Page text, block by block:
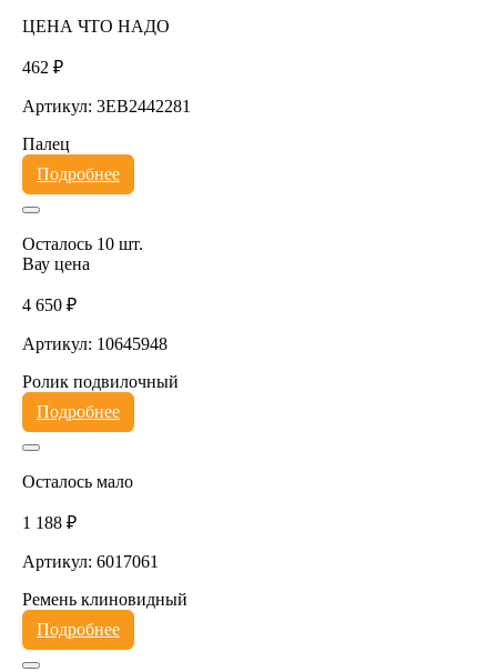
ЦЕНА ЧТО НАДО
462 ₽
Артикул: 3EB2442281
Палец
Подробнее
Осталось 10 шт.
Вау цена
4 650 ₽
Артикул: 10645948
Ролик подвилочный
Подробнее
Осталось мало
1 188 ₽
Артикул: 6017061
Ремень клиновидный
Подробнее